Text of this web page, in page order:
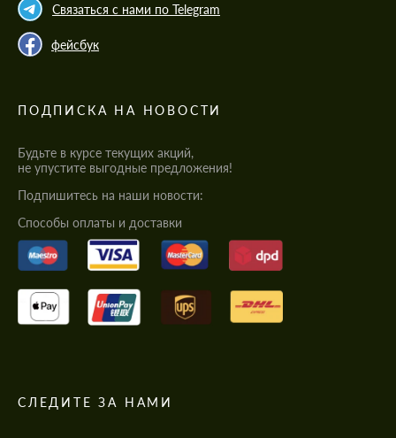
Связаться с нами по Telegram
фейсбук
ПОДПИСКА НА НОВОСТИ
Будьте в курсе текущих акций,
не упустите выгодные предложения!
Подпишитесь на наши новости:
Cпособы оплаты и доставки
СЛЕДИТЕ ЗА НАМИ